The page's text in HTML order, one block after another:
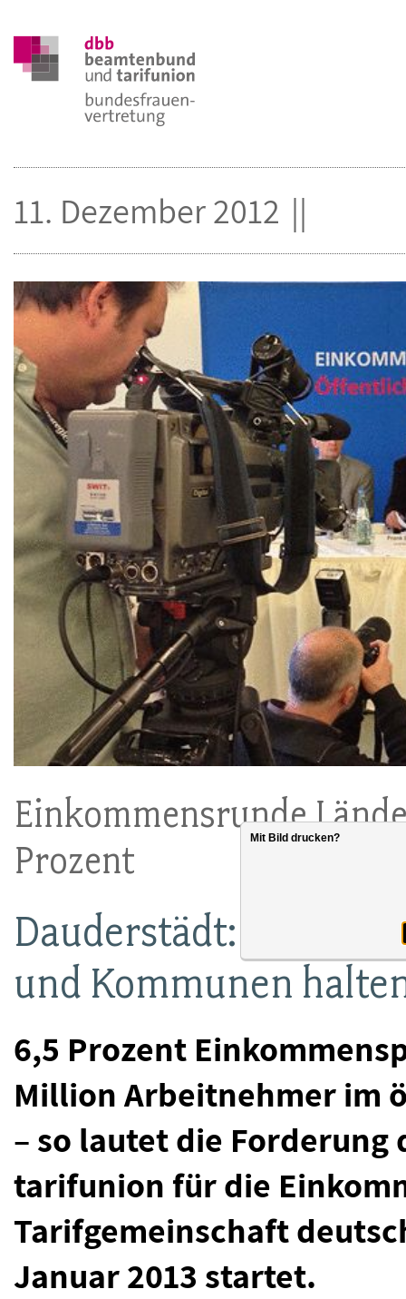
Einkommensrunde
Prozent
Dauderstädt: Länder
und Kommunen
6,5 Prozent
Million Arbeitnehmer im
– so lautet die
tarifunion für die
Tarifgemeinschaft
Januar 2013 startet.
11. Dezember 2012
Mit Bild drucken?